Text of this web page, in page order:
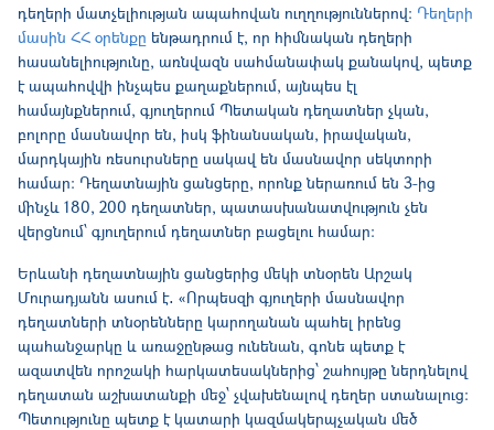
դեղերի մատչելիության ապահովան ուղղություններով։ Դեղերի
մասին ՀՀ օրենքը ենթադրում է, որ հիմնական դեղերի
հասանելիությունը, առնվազն սահմանափակ քանակով, պետք
է ապահովվի ինչպես քաղաքներում, այնպես էլ
համայնքներում, գյուղերում Պետական դեղատներ չկան,
բոլորը մասնավոր են, իսկ ֆինանսական, իրավական,
մարդկային ռեսուրսները սակավ են մասնավոր սեկտորի
համար։ Դեղատնային ցանցերը, որոնք ներառում են 3-ից
մինչև 180, 200 դեղատներ, պատասխանատվություն չեն
վերցնում՝ գյուղերում դեղատներ բացելու համար։
Երևանի դեղատնային ցանցերից մեկի տնօրեն Արշակ
Մուրադյանն ասում է․ «Որպեսզի գյուղերի մասնավոր
դեղատների տնօրենները կարողանան պահել իրենց
պահանջարկը և առաջընթաց ունենան, գոնե պետք է
ազատվեն որոշակի հարկատեսակներից՝ շահույթը ներդնելով
դեղատան աշխատանքի մեջ՝ չվախենալով դեղեր ստանալուց։
Պետությունը պետք է կատարի կազմակերպչական մեծ